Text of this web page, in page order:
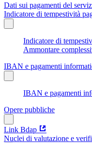
Dati sui pagamenti del
Indicatore di tempestività
Indicatore di
Ammontare
IBAN e pagamenti
IBAN e pagamenti
Opere pubbliche
Link Bdap
Nuclei di valutazione e